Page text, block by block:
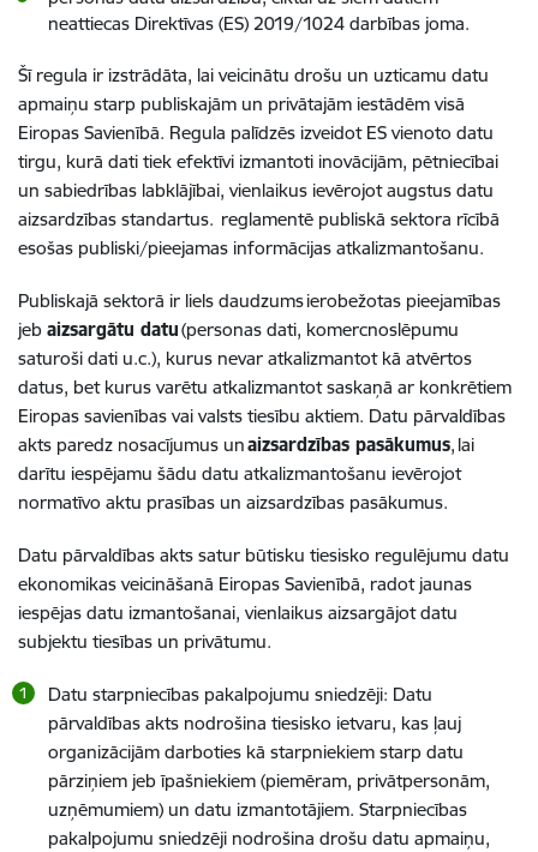
neattiecas Direktīvas (ES) 2019/1024 darbības joma.
Šī regula ir izstrādāta, lai veicinātu drošu un uzticamu datu
apmaiņu starp publiskajām un privātajām iestādēm visā
Eiropas Savienībā. Regula palīdzēs izveidot ES vienoto datu
tirgu, kurā dati tiek efektīvi izmantoti inovācijām, pētniecībai
un sabiedrības labklājībai, vienlaikus ievērojot augstus datu
aizsardzības standartus. reglamentē publiskā sektora rīcībā
esošas publiski/pieejamas informācijas atkalizmantošanu.
Publiskajā sektorā ir liels daudzums ierobežotas pieejamības
jeb aizsargātu datu(personas dati, komercnoslēpumu
saturoši dati u.c.), kurus nevar atkalizmantot kā atvērtos
datus, bet kurus varētu atkalizmantot saskaņā ar konkrētiem
Eiropas savienības vai valsts tiesību aktiem. Datu pārvaldības
akts paredz nosacījumus unaizsardzības pasākumus, lai
darītu iespējamu šādu datu atkalizmantošanu ievērojot
normatīvo aktu prasības un aizsardzības pasākumus.
Datu pārvaldības akts satur būtisku tiesisko regulējumu datu
ekonomikas veicināšanā Eiropas Savienībā, radot jaunas
iespējas datu izmantošanai, vienlaikus aizsargājot datu
subjektu tiesības un privātumu.
Datu starpniecības pakalpojumu sniedzēji: Datu
pārvaldības akts nodrošina tiesisko ietvaru, kas ļauj
organizācijām darboties kā starpniekiem starp datu
pārziņiem jeb īpašniekiem (piemēram, privātpersonām,
uzņēmumiem) un datu izmantotājiem. Starpniecības
pakalpojumu sniedzēji nodrošina drošu datu apmaiņu,